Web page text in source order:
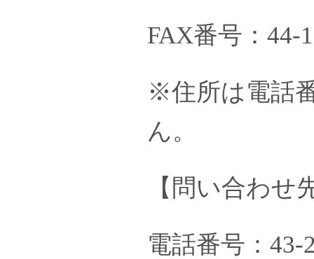
FAX番号：44-
※住所は電話
ん。
【問い合わ
電話番号：43-